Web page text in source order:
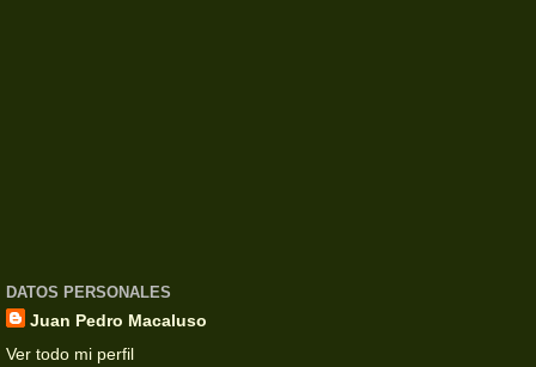
DATOS PERSONALES
Juan Pedro Macaluso
Ver todo mi perfil